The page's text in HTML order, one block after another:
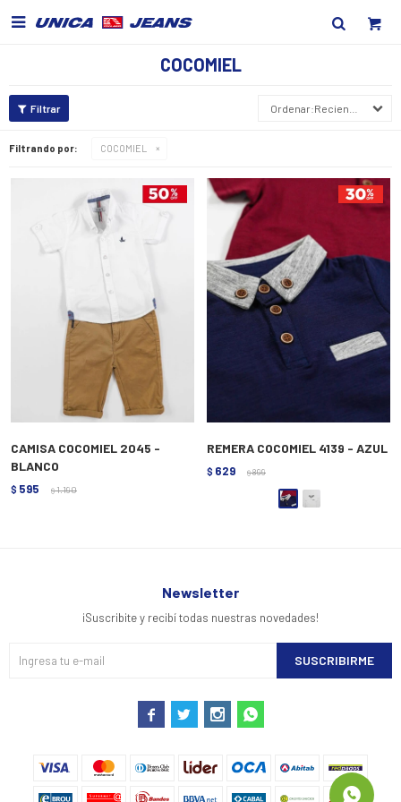

COCOMIEL
Recientes
Filtrando por: COCOMIEL
CAMISA COCOMIEL 2045 -
BLANCO
$ 595 $ 1.190
REMERA COCOMIEL 4139 - AZUL
$ 629 $ 899
Newsletter
¡Suscribite y recibí todas nuestras novedades!
SUSCRIBIRME
   